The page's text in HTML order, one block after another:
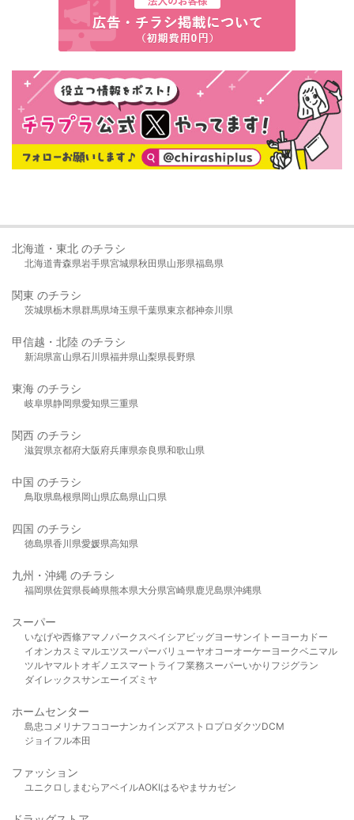
北海道・東北 のチラシ
北海道青森県岩手県宮城県秋田県山形県福島県
関東 のチラシ
茨城県栃木県群馬県埼玉県千葉県東京都神奈川県
甲信越・北陸 のチラシ
新潟県富山県石川県福井県山梨県長野県
東海 のチラシ
岐阜県静岡県愛知県三重県
関西 のチラシ
滋賀県京都府大阪府兵庫県奈良県和歌山県
中国 のチラシ
鳥取県島根県岡山県広島県山口県
四国 のチラシ
徳島県香川県愛媛県高知県
九州・沖縄 のチラシ
福岡県佐賀県長崎県熊本県大分県宮崎県鹿児島県沖縄県
スーパー
いなげや西條アマノパークスベイシア ビッグヨーサンイトーヨーカドー
イオンカスミ マルエツスーパーバリューヤオコーオーケー ヨークベニマル
ツルヤマルト オギノ エスマート ライフ業務スーパーいかり フジグラン
ダイレックスサンエーイズミヤ
ホームセンター
島忠 コメリ ナフコ コーナンカインズアストロプロダクツDCM
ジョイフル本田
ファッション
ユニクロ しまむら アベイルAOKIはるやま サカゼン